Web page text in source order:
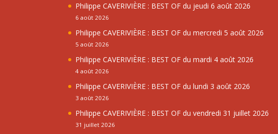
Philippe CAVERIVIÈRE : BEST OF du jeudi 6 août 2026
6 août 2026
Philippe CAVERIVIÈRE : BEST OF du mercredi 5 août 2026
5 août 2026
Philippe CAVERIVIÈRE : BEST OF du mardi 4 août 2026
4 août 2026
Philippe CAVERIVIÈRE : BEST OF du lundi 3 août 2026
3 août 2026
Philippe CAVERIVIÈRE : BEST OF du vendredi 31 juillet 2026
31 juillet 2026